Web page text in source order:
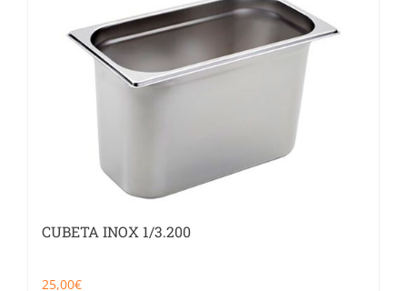
Food Service y Vending
CUBETA INOX 1/3.200
25,00€